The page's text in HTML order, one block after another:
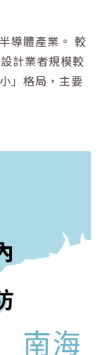
導體產業 。 較
計業者規模較
」格局，主要